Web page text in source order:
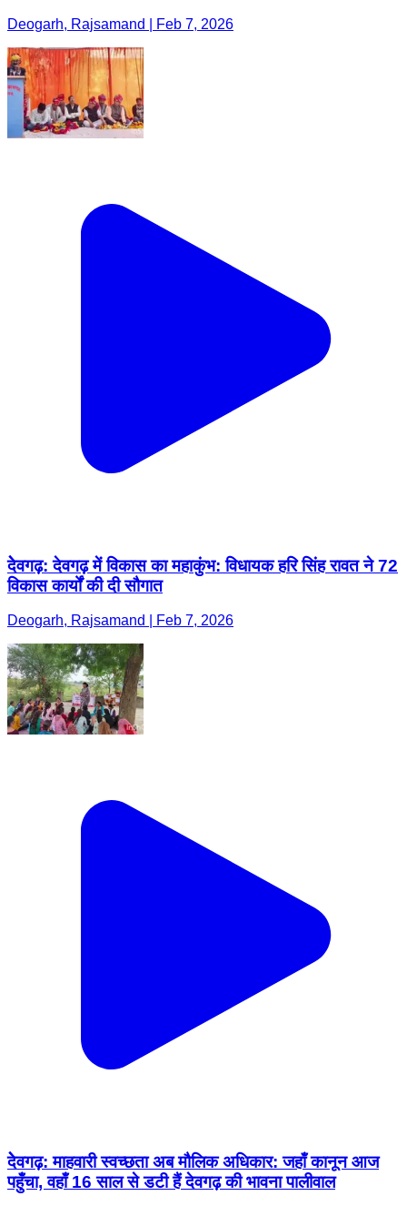
Deogarh, Rajsamand | Feb 7, 2026
देेवगढ़: देवगढ़ में विकास का महाकुंभ: विधायक हरि सिंह रावत ने 72
विकास कार्यों की दी सौगात
Deogarh, Rajsamand | Feb 7, 2026
देेवगढ़: माहवारी स्वच्छता अब मौलिक अधिकार: जहाँ कानून आज
पहुँचा, वहाँ 16 साल से डटी हैं देवगढ़ की भावना पालीवाल